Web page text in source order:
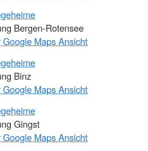
Bergen-Rotensee
Google Maps Ansicht
Binz
Google Maps Ansicht
Gingst
Google Maps Ansicht